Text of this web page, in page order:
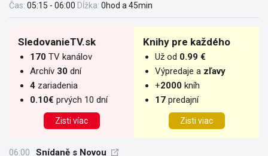
Čas: 05:15 - 06:00 Dĺžka: 0hod a 45min
SledovanieTV.sk
170 TV kanálov
Archív 30 dní
4 zariadenia
0.10€ prvých 10 dní
Zisti víac
Knihy pre každého
Už od 0.99 €
Výpredaje a zľavy
+2000 kníh
17 predajní
Zisti viac
06:00 Snídaně s Novou